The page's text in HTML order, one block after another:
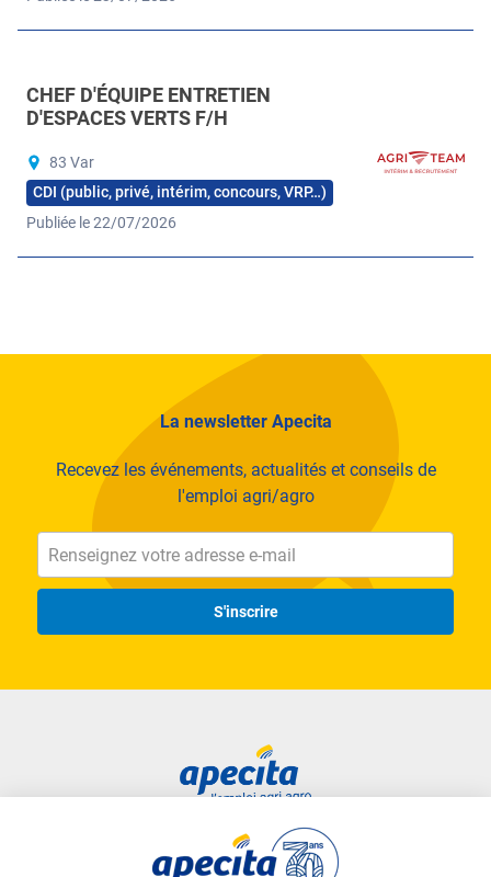
CHEF D'ÉQUIPE ENTRETIEN
D'ESPACES VERTS F/H
83 Var
CDI (public, privé, intérim, concours, VRP…)
Publiée le 22/07/2026
La newsletter Apecita
Recevez les événements, actualités et conseils de
l'emploi agri/agro
S'inscrire